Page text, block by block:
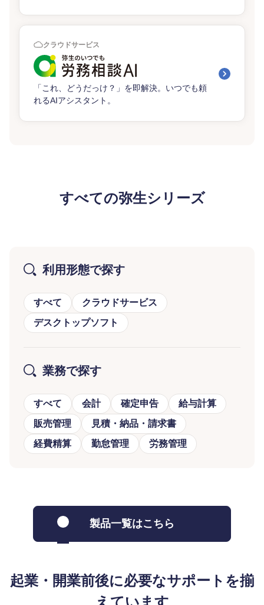
クラウドサービス
「これ、どうだっけ？」を即解決。いつでも頼
れるAIアシスタント。
すべての弥生シリーズ
利用形態で探す
すべて
クラウドサービス
デスクトップソフト
業務で探す
すべて 会計 確定申告
給与計算
販売管理
見積・納品・請求書
経費精算
勤怠管理 労務管理
製品一覧はこちら
起業・開業前後に必要なサポートを揃
えています